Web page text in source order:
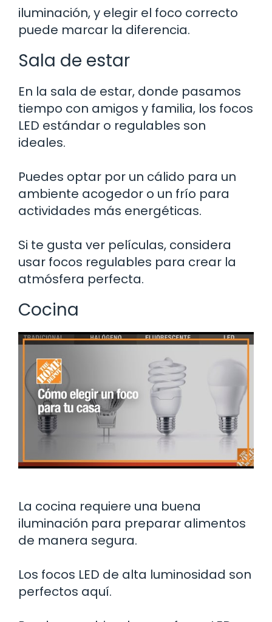
iluminación, y elegir el foco correcto
puede marcar la diferencia.
Sala de estar
En la sala de estar, donde pasamos
tiempo con amigos y familia, los focos
LED estándar o regulables son
ideales.
Puedes optar por un cálido para un
ambiente acogedor o un frío para
actividades más energéticas.
Si te gusta ver películas, considera
usar focos regulables para crear la
atmósfera perfecta.
Cocina
La cocina requiere una buena
iluminación para preparar alimentos
de manera segura.
Los focos LED de alta luminosidad son
perfectos aquí.